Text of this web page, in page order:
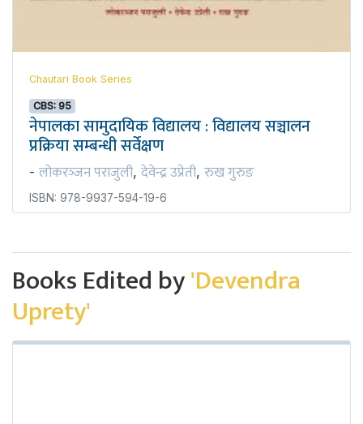
Chautari Book Series
CBS: 95
नेपालका सामुदायिक विद्यालय : विद्यालय सञ्चालन
प्रक्रिया सम्बन्धी सर्वेक्षण
- लोकरञ्‍जन पराजुली, देवेन्द्र उप्रेती, रुख गुरुङ
ISBN: 978-9937-594-19-6
Books Edited by'Devendra
Uprety'